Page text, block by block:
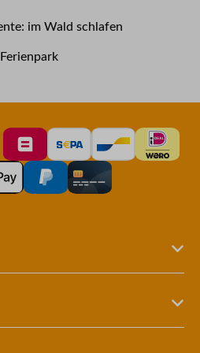
im Wald schlafen